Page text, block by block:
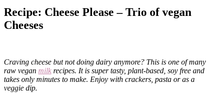
Recipe: Cheese Please – Trio of vegan
Cheeses
Craving cheese but not doing dairy anymore? This is one of many
raw vegan milk recipes. It is super tasty, plant-based, soy free and
takes only minutes to make. Enjoy with crackers, pasta or as a
veggie dip.